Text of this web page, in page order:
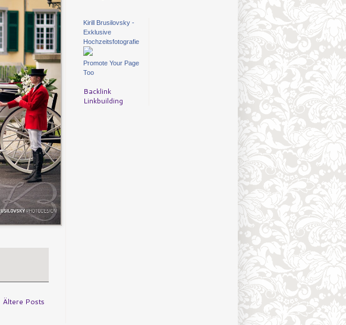
Ältere Posts
Kirill Brusilovsky -
Exklusive
Hochzeitsfotografie
Promote Your Page
Too
Backlink
Linkbuilding